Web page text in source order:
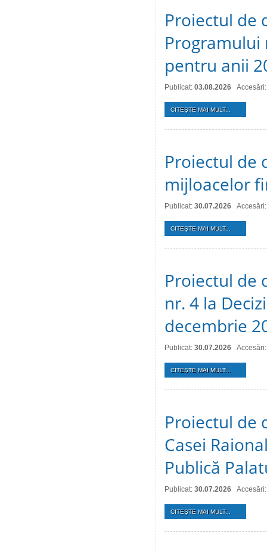
Proiectul de
Programului
pentru anii
Publicat: 03.08.2026
CITEŞTE MAI MULT...
Proiectul de
mijloacelor
Publicat: 30.07.2026
CITEŞTE MAI MULT...
Proiectul de
nr. 4 la
decembrie
Publicat: 30.07.2026
CITEŞTE MAI MULT...
Proiectul de
Casei
Publică
Publicat: 30.07.2026
CITEŞTE MAI MULT...